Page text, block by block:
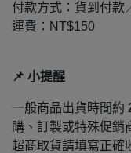
付款方式：貨到付款
運費：NT$150
📌 小提醒
一般商品出貨時間約
購、訂製或特殊促銷
超商取貨請填寫正確